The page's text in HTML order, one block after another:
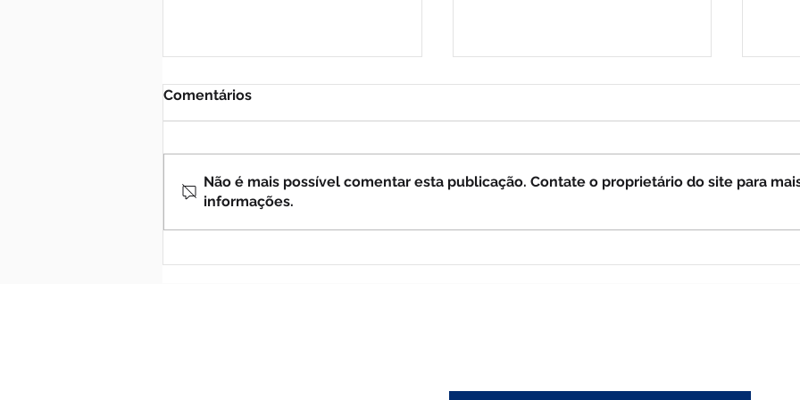
Nossa Senhora de
Nossa Senhora do belo
Comentários
Não é mais possível comentar esta publicação. Contate o proprietário do site para
informações.